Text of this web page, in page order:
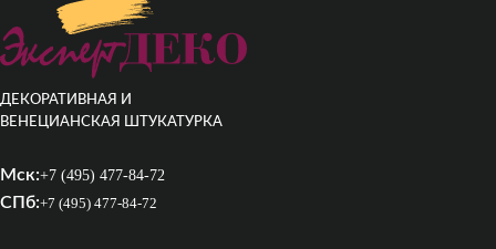
ДЕКОРАТИВНАЯ И
ВЕНЕЦИАНСКАЯ ШТУКАТУРКА
Мск:+7 (495) 477-84-72
СПб:+7 (495) 477-84-72